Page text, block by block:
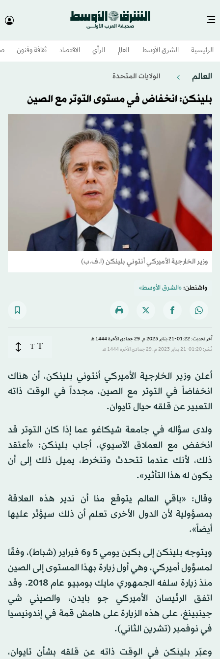
الرئيسية الشرق الأوسط​ العالم الرأي الاقتصاد ثقافة وفنون
العالم الولايات المتحدة​
بلينكن: انخفاض في مستوى التوتر مع الصين
وزير الخارجية الأميركي أنتوني بلينكن (ا.ف.ب)
واشنطن:«الشرق الأوسط»
آخر تحديث: 01:22-21 يناير 2023 م ـ 29 جمادى الآخرة 1444 هـ
نُشر: 01:20-21 يناير 2023 م ـ 29 جمادى الآخرة 1444 هـ
T
T
أعلن وزير الخارجية الأميركي أنتوني بلينكن، أن هناك
انخفاضاً في التوتر مع الصين، مجدداً في الوقت ذاته
التعبير عن قلقه حيال تايوان.
ولدى سؤاله في جامعة شيكاغو عما إذا كان التوتر قد
انخفض مع العملاق الآسيوي، أجاب بلينكن: «أعتقد
ذلك، لأنك عندما تتحدث وتنخرط، يميل ذلك إلى أن
يكون له هذا التأثير».
وقال: «باقي العالم يتوقع منا أن ندير هذه العلاقة
بمسؤولية لأن الدول الأخرى تعلم أن ذلك سيؤثر عليها
أيضاً».
ويتوجه بلينكن إلى بكين يومي 5 و6 فبراير (شباط)، وفقًا
لمسؤول أميركي، وهي أول زيارة بهذا المستوى إلى الصين
منذ زيارة سلفه الجمهوري مايك بومبيو عام 2018. وقد
اتفق الرئيسان الأميركي جو بايدن، والصيني شي
جينبينغ، على هذه الزيارة على هامش قمة في إندونيسيا
في نوفمبر (تشرين الثاني).
وعبّر بلينكن في الوقت ذاته عن قلقه بشأن تايوان،